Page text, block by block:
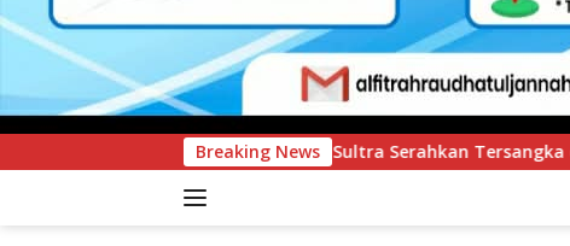
Breaking News
Sultra Serahkan Tersangka dan Barang Bukti Kasus Dugaan